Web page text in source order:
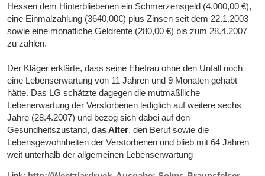
Hessen dem Hinterbliebenen ein Schmerzensgeld (4.000,00 €),
eine Einmalzahlung (3640,00€) plus Zinsen seit dem 22.1.2003
sowie eine monatliche Geldrente (280,00 €) bis zum 28.4.2007
zu zahlen.
Der Kläger erklärte, dass seine Ehefrau ohne den Unfall noch
eine Lebenserwartung von 11 Jahren und 9 Monaten gehabt
hätte. Das LG schätzte dagegen die mutmaßlliche
Lebenerwartung der Verstorbenen lediglich auf weitere sechs
Jahre (28.4.2007) und bezog sich dabei auf den
Gesundheitszustand,das Alter, den Beruf sowie die
Lebensgewohnheiten der Verstorbenen und blieb mit 64 Jahren
weit unterhalb der allgemeinen Lebenserwartung